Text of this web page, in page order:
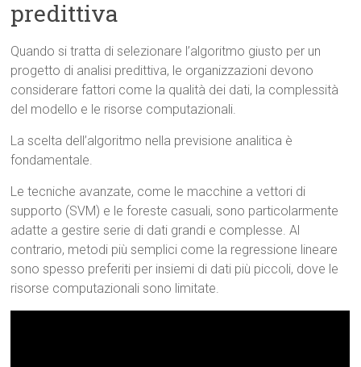
predittiva
Quando si tratta di selezionare l’algoritmo giusto per un
progetto di analisi predittiva, le organizzazioni devono
considerare fattori come la qualità dei dati, la complessità
del modello e le risorse computazionali.
La scelta dell’algoritmo nella previsione analitica è
fondamentale.
Le tecniche avanzate, come le macchine a vettori di
supporto (SVM) e le foreste casuali, sono particolarmente
adatte a gestire serie di dati grandi e complesse. Al
contrario, metodi più semplici come la regressione lineare
sono spesso preferiti per insiemi di dati più piccoli, dove le
risorse computazionali sono limitate.